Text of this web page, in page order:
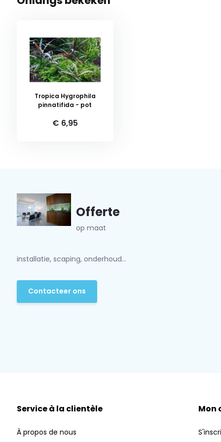
Tropica Hygrophila
pinnatifida - pot
€ 6,95
Offerte
op maat
installatie, scaping, onderhoud...
Contacteer ons
Service à la clientèle
À propos de nous
Mon